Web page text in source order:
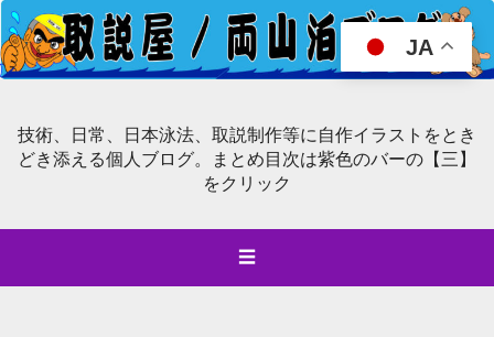
技術、日常、日本泳法、取説制作等に自作イラストをとき
どき添える個人ブログ。まとめ目次は紫色のバーの【三】
をクリック
☰
JA